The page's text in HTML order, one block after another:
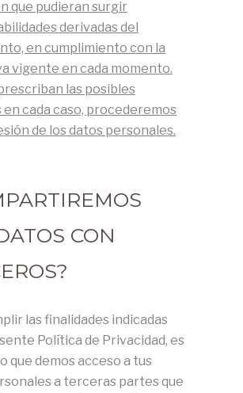
que pudieran surgir
derivadas del
en cumplimiento con la
vigente en cada momento.
las posibles
cada caso, procederemos
de los datos personales.
CON
las finalidades indicadas
Política de Privacidad, es
que demos acceso a tus
a terceras partes que